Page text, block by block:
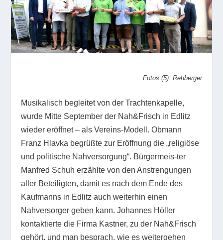
Fotos (5): Rehberger
Musikalisch begleitet von der Trachtenkapelle,
wurde Mitte September der Nah&Frisch in Edlitz
wieder eröffnet – als Vereins-Modell. Obmann
Franz Hlavka begrüßte zur Eröffnung die „religiöse
und politische Nahversorgung“. Bürgermeis-ter
Manfred Schuh erzählte von den Anstrengungen
aller Beteiligten, damit es nach dem Ende des
Kaufmanns in Edlitz auch weiterhin einen
Nahversorger geben kann. Johannes Höller
kontaktierte die Firma Kastner, zu der Nah&Frisch
gehört, und man besprach, wie es weitergehen